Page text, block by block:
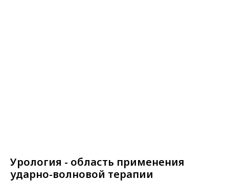
Урология - область применения
ударно-волновой терапии